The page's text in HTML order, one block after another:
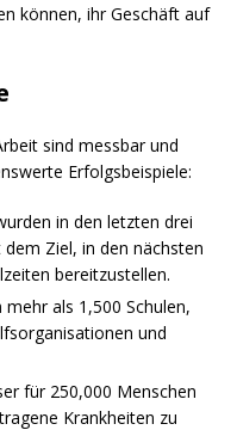
können, ihr Geschäft auf
sind messbar und
Erfolgsbeispiele:
in den letzten drei
Ziel, in den nächsten
bereitzustellen.
als 1,500 Schulen,
und
für 250,000 Menschen
Krankheiten zu